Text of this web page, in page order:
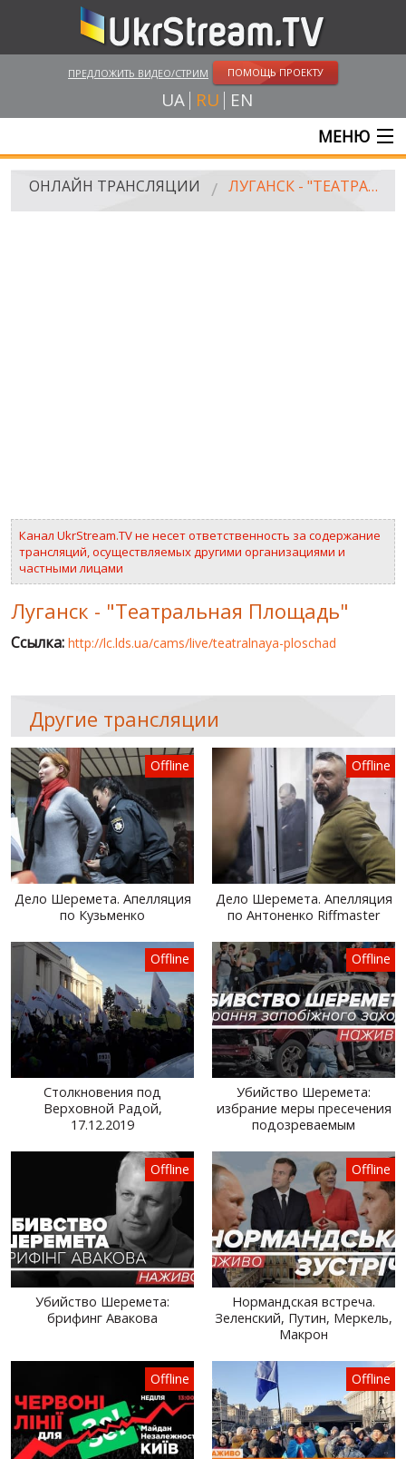
ПРЕДЛОЖИТЬ ВИДЕО/СТРИМ ПОМОЩЬ ПРОЕКТУ
UA RU EN
МЕНЮ
ГЛАВНАЯ
ХРОНОЛОГИЯ ЄВРОМАЙДАНА
УСЛУГИ
ОНЛАЙН ТРАНСЛЯЦИИ ЛУГАНСК - "ТЕАТРАЛЬНАЯ ПЛОЩАДЬ"
Канал UkrStream.TV не несет ответственность за содержание
трансляций, осуществляемых другими организациями и
частными лицами
Луганск - "Театральная Площадь"
Ссылка: http://lc.lds.ua/cams/live/teatralnaya-ploschad
Другие трансляции
Offline
Дело Шеремета. Апелляция
по Кузьменко
Offline
Дело Шеремета. Апелляция
по Антоненко Riffmaster
Offline
Столкновения под
Верховной Радой,
17.12.2019
Offline
Убийство Шеремета:
избрание меры пресечения
подозреваемым
Offline
Убийство Шеремета:
брифинг Авакова
Offline
Нормандская встреча.
Зеленский, Путин, Меркель,
Макрон
Offline Offline